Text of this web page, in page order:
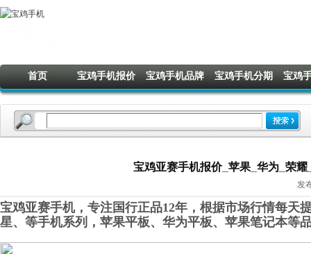
首页 宝鸡手机报价 宝鸡手机品牌 宝鸡手机分期 宝鸡
宝鸡亚赛手机报价_苹果_华为_荣
发
宝鸡亚赛手机，专注国行正品12年，根据市场行情每天
星、 等手机系列，苹果平板、华为平板、苹果笔记本等